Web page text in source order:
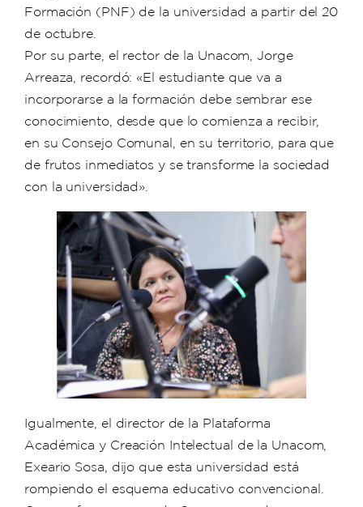
Formación (PNF) de la universidad a partir del 20
de octubre.
Por su parte, el rector de la Unacom, Jorge
Arreaza, recordó: «El estudiante que va a
incorporarse a la formación debe sembrar ese
conocimiento, desde que lo comienza a recibir,
en su Consejo Comunal, en su territorio, para que
de frutos inmediatos y se transforme la sociedad
con la universidad».
Igualmente, el director de la Plataforma
Académica y Creación Intelectual de la Unacom,
Exeario Sosa, dijo que esta universidad está
rompiendo el esquema educativo convencional.